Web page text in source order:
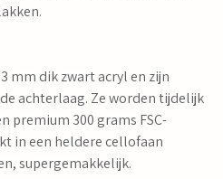
mm dik zwart acryl en zijn
achterlaag. Ze worden tijdelijk
premium 300 grams FSC-
in een heldere cellofaan
supergemakkelijk.